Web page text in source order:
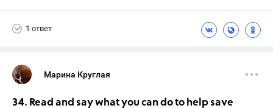
1 ответ
Марина Круглая
34. Read and say what you can do to help save